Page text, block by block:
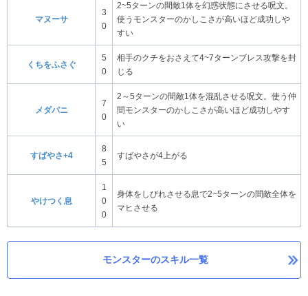
マヌーサ
3
0
2~5ターンの間敵1体を幻惑状態にさせる呪文。
使うモンスターのかしこさが高いほど成功しや
すい
くちをふさぐ
5
0
相手のクチをおさえて4~7ターンブレス攻撃を封
じる
メダパニ
7
0
2～5ターンの間敵1体を混乱させる呪文。使う仲
間モンスターのかしこさが高いほど成功しやす
い
すばやさ+4
8
5
すばやさが4上がる
やけつく息
1
0
0
身体をしびれさせる息で2~5ターンの間敵全体を
マヒさせる
モンスターのスキル一覧